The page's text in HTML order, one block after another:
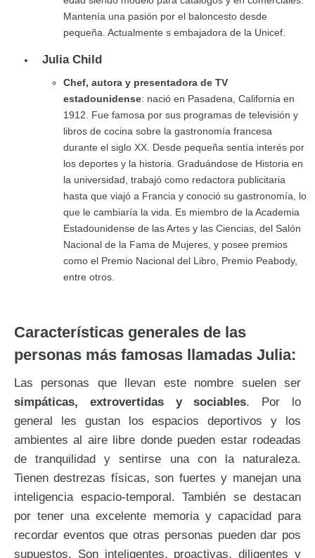
Mantenía una pasión por el baloncesto desde
pequeña. Actualmente s embajadora de la Unicef.
Julia Child
Chef, autora y presentadora de TV
estadounidense: nació en Pasadena, California en
1912. Fue famosa por sus programas de televisión y
libros de cocina sobre la gastronomía francesa
durante el siglo XX. Desde pequeña sentía interés por
los deportes y la historia. Graduándose de Historia en
la universidad, trabajó como redactora publicitaria
hasta que viajó a Francia y conoció su gastronomía, lo
que le cambiaría la vida. Es miembro de la Academia
Estadounidense de las Artes y las Ciencias, del Salón
Nacional de la Fama de Mujeres, y posee premios
como el Premio Nacional del Libro, Premio Peabody,
entre otros.
Características generales de las
personas más famosas llamadas Julia:
Las personas que llevan este nombre suelen ser
simpáticas, extrovertidas y sociables. Por lo
general les gustan los espacios deportivos y los
ambientes al aire libre donde pueden estar rodeadas
de tranquilidad y sentirse una con la naturaleza.
Tienen destrezas físicas, son fuertes y manejan una
inteligencia espacio-temporal. También se destacan
por tener una excelente memoria y capacidad para
recordar eventos que otras personas pueden dar pos
supuestos. Son inteligentes, proactivas, diligentes y